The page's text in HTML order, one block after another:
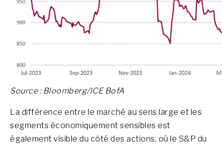
Source : Bloomberg/ICE BofA
La différence entre le marché au sens large et les
segments économiquement sensibles est
également visible du côté des actions, où le S&P du